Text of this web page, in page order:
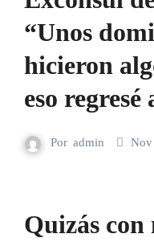
“Unos
hicieron
eso regresé
Por admin Nov
Quizás con